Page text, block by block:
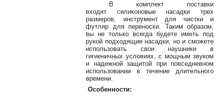
В комплект поставки
входят силиконовые насадки трех
размеров, инструмент для чистки и
футляр для переноски. Таким образом,
вы не только всегда будете иметь под
рукой подходящие насадки, но и сможете
использовать свои наушники в
гигиеничных условиях, с мощным звуком
и надежной защитой при повседневном
использовании в течение длительного
времени.
Особенности: